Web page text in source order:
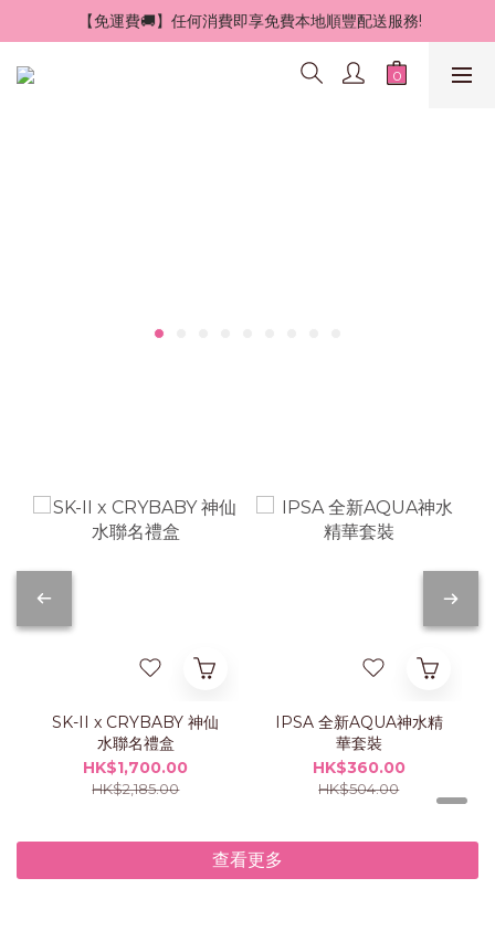
【免運費🚚】任何消費即享免費本地順豐配送服務!
SK-II x CRYBABY 神仙
水聯名禮盒
HK$1,700.00
HK$2,185.00
IPSA 全新AQUA神水精
華套裝
HK$360.00
HK$504.00
查看更多